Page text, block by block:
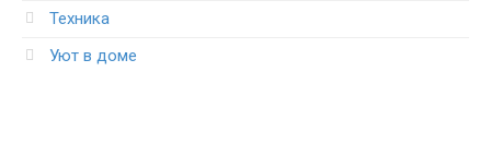
Техника
Уют в доме